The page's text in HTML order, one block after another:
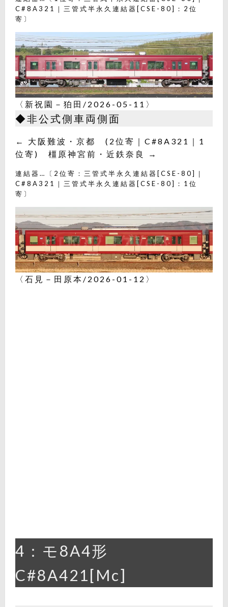
C#8A321｜三管式半永久連結器[CSE-80]：2位
寄〕
〈新祝園－狛田/2026-05-11〉
◆非公式側車両側面
← 大阪難波・京都 (2位寄｜C#8A321｜1
位寄) 橿原神宮前・近鉄奈良 →
連結器…〔2位寄：三管式半永久連結器[CSE-80]｜
C#8A321｜三管式半永久連結器[CSE-80]：1位
寄〕
〈石見－田原本/2026-01-12〉
4：モ8A4形
C#8A421[Mc]